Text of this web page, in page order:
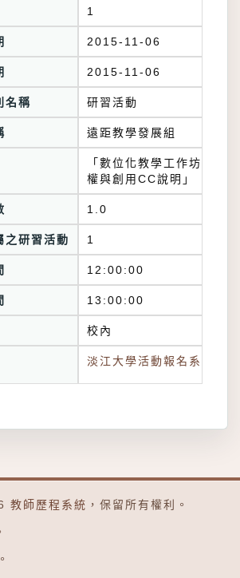
1
2015-11-06
2015-11-06
名稱 研習活動
遠距教學發展組
「數位化教學工作坊-智財
權與創用CC說明」
1.0
之研習活動 1
12:00:00
13:00:00
校內
淡江大學活動報名系統連結
教師歷程系統 ，保留所有權利。
。